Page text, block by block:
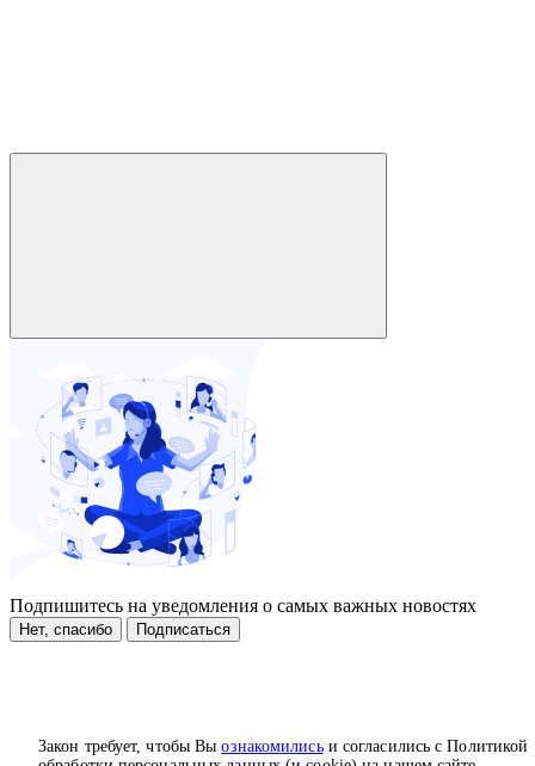
Закон требует, чтобы Выознакомилисьи согласились с Политикой
Подпишитесь на уведомления о самых важных новостях
Нет, спасибо Подписаться